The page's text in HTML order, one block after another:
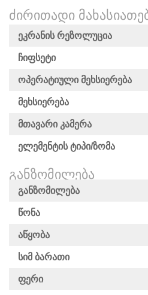
ᲫᲘᲠᲘᲗᲐᲓᲘ
Ეკრანის Რეზოლუცია
Ჩიფსეტი
Ოპერატიული Მეხსიერება
Მეხსიერება
Მთავარი Კამერა
Ელემენტის Ტიპი/ზომა
ᲒᲐᲜᲖᲝᲛᲘᲚᲔᲑᲐ
Განზომილება
Წონა
Აწყობა
Სიმ Ბარათი
Ფერი